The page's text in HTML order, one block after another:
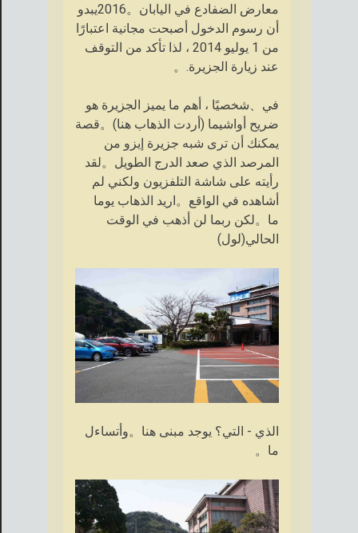
معارض الضفادع في اليابان。2016يبدو
أن رسوم الدخول أصبحت مجانية اعتبارًا
من 1 يوليو 2014 ، لذا تأكد من التوقف
عند زيارة الجزيرة.。
في、شخصيًا ، أهم ما يميز الجزيرة هو
ضريح أواشيما (أردت الذهاب هنا)。قصة
يمكنك أن ترى شبه جزيرة إيزو من
المرصد الذي صعد الدرج الطويل。لقد
رأيته على شاشة التلفزيون ولكني لم
أشاهده في الواقع。اريد الذهاب يوما
ما。لكن ربما لن أذهب في الوقت
الحالي(لول)
الذي - التي؟ يوجد مبنى هنا。وأتساءل
ما。